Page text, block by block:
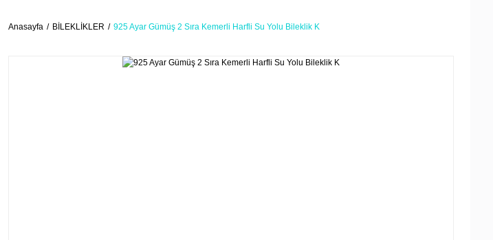
Anasayfa BİLEKLİKLER 925 Ayar Gümüş 2 Sıra Kemerli Harfli Su Yolu Bileklik K